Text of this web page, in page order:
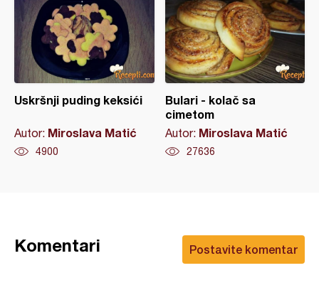
Uskršnji puding keksići
Autor: Miroslava Matić
4900
Bulari - kolač sa
cimetom
Autor: Miroslava Matić
27636
Postavite komentar
Komentari